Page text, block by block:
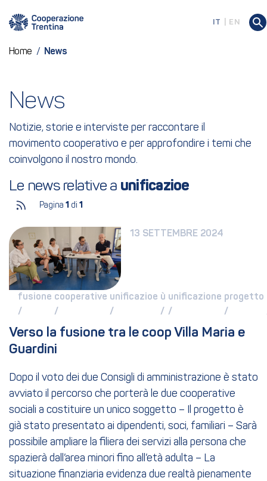
IT EN
Home / News
News
Notizie, storie e interviste per raccontare il
movimento cooperativo e per approfondire i temi che
coinvolgono il nostro mondo.
Le news relative a unificazioe
Pagina 1 di 1
13 SETTEMBRE 2024
fusione
/
cooperative
/
unificazioe
/
ù
/
unificazione
/
progetto
/
Verso la fusione tra le coop Villa Maria e
Guardini
Dopo il voto dei due Consigli di amministrazione è stato
avviato il percorso che porterà le due cooperative
sociali a costituire un unico soggetto – Il progetto è
già stato presentato ai dipendenti, soci, familiari – Sarà
possibile ampliare la filiera dei servizi alla persona che
spazierà dall’area minori fino all’età adulta – La
situazione finanziaria evidenza due realtà pienamente